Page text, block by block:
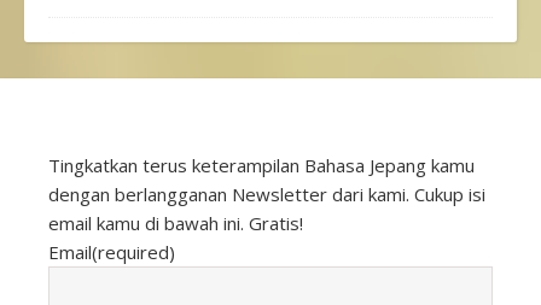
Tingkatkan terus keterampilan Bahasa Jepang kamu
dengan berlangganan Newsletter dari kami. Cukup isi
email kamu di bawah ini. Gratis!
Email(required)